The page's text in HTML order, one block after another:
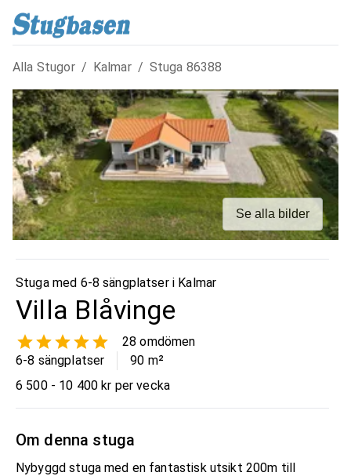
Alla Stugor / Kalmar / Stuga 86388
Se alla bilder
Stuga med 6-8 sängplatser i Kalmar
Villa Blåvinge
28 omdömen
6-8 sängplatser
90 m²
6 500 - 10 400 kr per vecka
Om denna stuga
Nybyggd stuga med en fantastisk utsikt 200m till